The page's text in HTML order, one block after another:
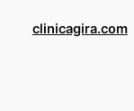
clinicagira.com